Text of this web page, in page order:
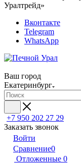
Уралтрейд»
Вконтакте
Telegram
WhatsApp
Ваш город
Екатеринбург
+7 950 202 27 29
Заказать звонок
Войти
Сравнение0
Отложенные 0